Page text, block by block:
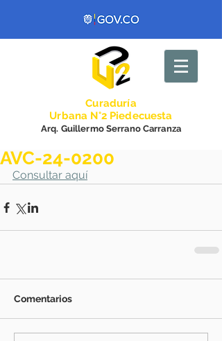
Curaduría
Urbana N°2 Piedecuesta
Arq. Guillermo Serrano Carranza
AVC-24-0200
Consultar aquí
Comentarios